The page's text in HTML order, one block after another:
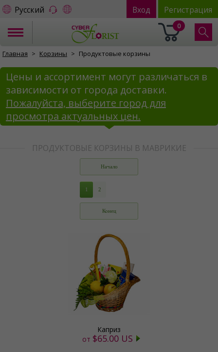
Русский Вход Регистрация
0
Главная Корзины Продуктовые корзины
Цены и ассортимент могут различаться в
зависимости от города доставки.
Пожалуйста, выберите город для
просмотра актуальных цен.
ПРОДУКТОВЫЕ КОРЗИНЫ В МАВРИКИЕ
Начало
1 2
Конец
Каприз
от $65.00 US